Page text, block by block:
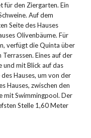
den Ziergarten. Ein
Auf dem
Seite des Hauses
Olivenbäume. Für
verfügt die Quinta über
Eines auf der
und mit Blick auf das
Hauses, um von der
Hauses, zwischen den
mit Swimmingpool. Der
Stelle 1,60 Meter